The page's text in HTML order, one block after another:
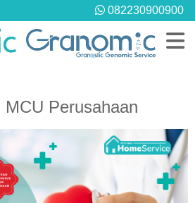
082230900900
MCU Perusahaan